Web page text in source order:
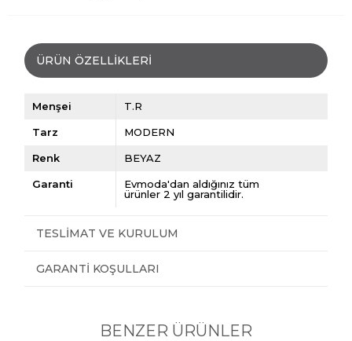
ÜRÜN ÖZELLIKLERI
Menşei T.R
Tarz MODERN
Renk BEYAZ
Garanti
Evmoda'dan aldığınız tüm
ürünler 2 yıl garantilidir.
TESLIMAT VE KURULUM
GARANTI KOŞULLARI
BENZER ÜRÜNLER